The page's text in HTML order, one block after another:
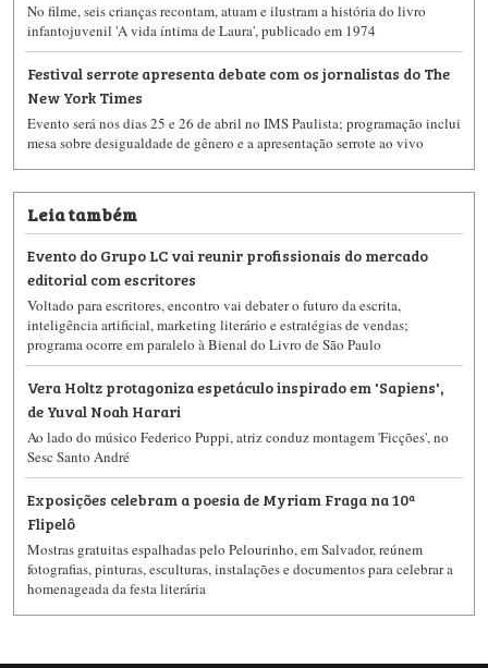
No filme, seis crianças recontam, atuam e ilustram a história do livro
infantojuvenil 'A vida íntima de Laura', publicado em 1974
Festival serrote apresenta debate com os jornalistas do The
New York Times
Evento será nos dias 25 e 26 de abril no IMS Paulista; programação inclui
mesa sobre desigualdade de gênero e a apresentação serrote ao vivo
Leia também
Evento do Grupo LC vai reunir profissionais do mercado
editorial com escritores
Voltado para escritores, encontro vai debater o futuro da escrita,
inteligência artificial, marketing literário e estratégias de vendas;
programa ocorre em paralelo à Bienal do Livro de São Paulo
Vera Holtz protagoniza espetáculo inspirado em 'Sapiens',
de Yuval Noah Harari
Ao lado do músico Federico Puppi, atriz conduz montagem 'Ficções', no
Sesc Santo André
Exposições celebram a poesia de Myriam Fraga na 10ª
Flipelô
Mostras gratuitas espalhadas pelo Pelourinho, em Salvador, reúnem
fotografias, pinturas, esculturas, instalações e documentos para celebrar a
homenageada da festa literária